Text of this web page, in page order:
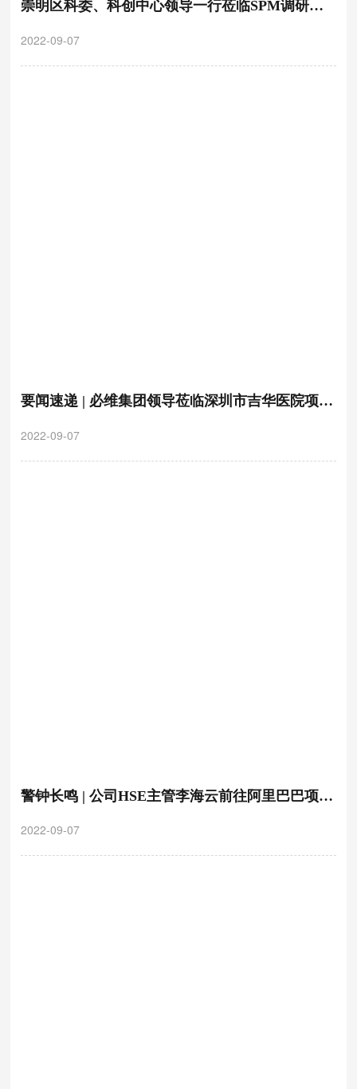
崇明区科委、科创中心领导一行莅临SPM调研指
导
2022-09-07
要闻速递 | 必维集团领导莅临深圳市吉华医院项目
调研检查指导工作
2022-09-07
警钟长鸣 | 公司HSE主管李海云前往阿里巴巴项目
开展“夏季安全生产警示教育”培训
2022-09-07